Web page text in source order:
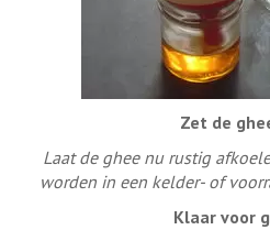
Zet de
Laat de ghee nu rustig
worden in een kelder- of
Klaar voor